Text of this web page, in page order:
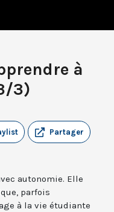
à
3)
Partager
autonomie. Elle
parfois
à la vie étudiante